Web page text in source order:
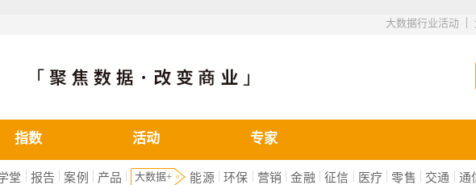
|
大数据行业活动
指数 活动 专家
堂 | 报告 | 案例 | 产品 | 大数据+ 能源 |环保 | 营销 |金融 |征信 | 医疗 | 零售 | 交通 | 通